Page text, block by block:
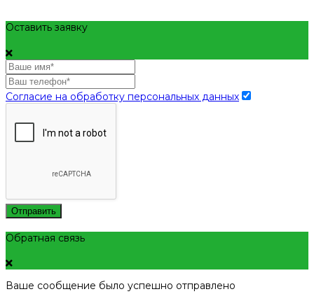
Оставить заявку
Согласие на обработку персональных данных
Отправить
Обратная связь
Ваше сообщение было успешно отправлено